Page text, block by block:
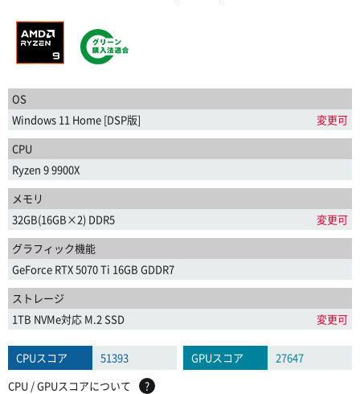
OS
Windows 11 Home [DSP版]
変更可
CPU
Ryzen 9 9900X
メモリ
32GB(16GB×2) DDR5
変更可
グラフィック機能
GeForce RTX 5070 Ti 16GB GDDR7
ストレージ
1TB NVMe対応 M.2 SSD
変更可
CPUスコア 51393 GPUスコア
27647
CPU / GPUスコアについて
?